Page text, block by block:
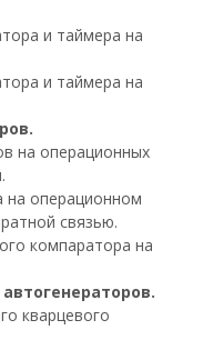
и таймера на
и таймера на
на операционных
на операционном
связью.
компаратора на
кварцевого